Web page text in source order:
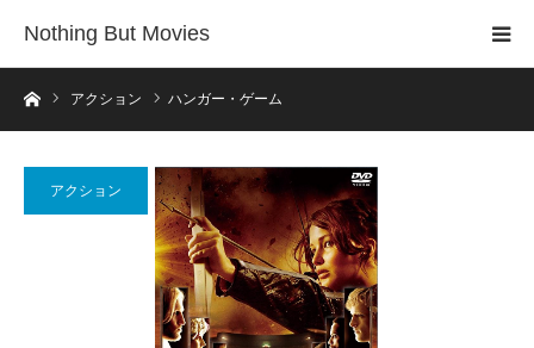
Nothing But Movies
ホームアクション ハンガー・ゲーム
アクション